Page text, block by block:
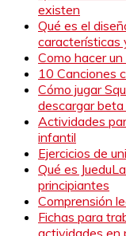
existen
Qué es el
características
Como hacer
10 Canciones
Cómo jugar
descargar
Actividades
infantil
Ejercicios de
Qué es
principiantes
Comprensión
Fichas para